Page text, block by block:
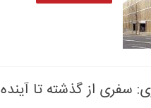
سفری از گذشته تا آینده